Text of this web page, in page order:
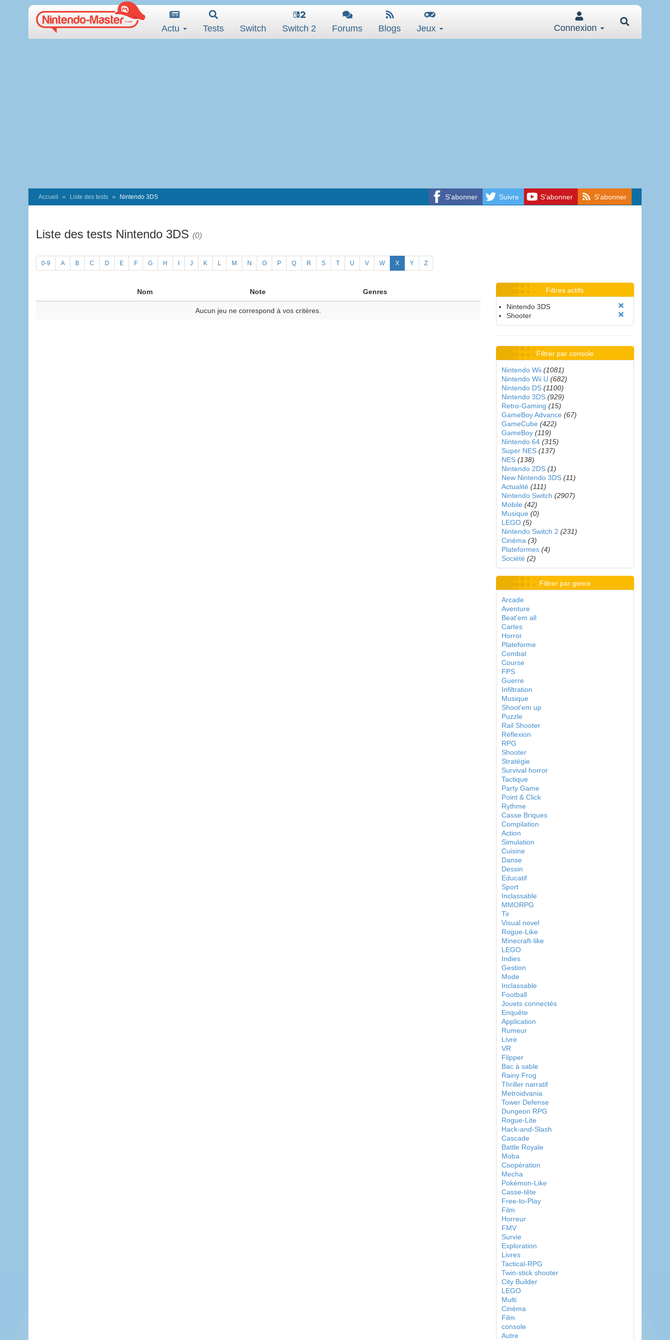
Actu Tests Switch Switch 2 Forums Blogs Jeux Connexion
S'abonner Suivre S'abonner S'abonner
Accueil Liste des tests Nintendo 3DS
Liste des tests Nintendo 3DS (0)
0-9 A B C D E F G H J K L M N O P Q R S T U V W X Y Z
Nom Note Genres
Aucun jeu ne correspond à vos critères.
Filtres actifs
Nintendo 3DS
Shooter
Filtrer par console
Nintendo Wii (1081)
Nintendo Wii U (682)
Nintendo DS (1100)
Nintendo 3DS (929)
Retro-Gaming (15)
GameBoy Advance (67)
GameCube (422)
GameBoy (119)
Nintendo 64 (315)
Super NES (137)
NES (138)
Nintendo 2DS (1)
New Nintendo 3DS (11)
Actualité (111)
Nintendo Switch (2907)
Mobile (42)
Musique (0)
LEGO (5)
Nintendo Switch 2 (231)
Cinéma (3)
Plateformes (4)
Société (2)
Filtrer par genre
Arcade
Aventure
Beat'em all
Cartes
Horror
Plateforme
Combat
Course
FPS
Guerre
Infiltration
Musique
Shoot'em up
Puzzle
Rail Shooter
Réflexion
RPG
Shooter
Stratégie
Survival horror
Tactique
Party Game
Point & Click
Rythme
Casse Briques
Compilation
Action
Simulation
Cuisine
Danse
Dessin
Educatif
Sport
Inclassable
MMORPG
Tir
Visual novel
Rogue-Like
Minecraft-like
LEGO
Indies
Gestion
Mode
Inclassable
Football
Jouets connectés
Enquête
Application
Rumeur
Livre
VR
Flipper
Bac à sable
Rainy Frog
Thriller narratif
Metroidvania
Tower Defense
Dungeon RPG
Rogue-Lite
Hack-and-Slash
Cascade
Battle Royale
Moba
Coopération
Mecha
Pokémon-Like
Casse-tête
Free-to-Play
Film
Horreur
FMV
Survie
Exploration
Livres
Tactical-RPG
Twin-stick shooter
City Builder
LEGO
Multi
Cinéma
Film
console
Autre